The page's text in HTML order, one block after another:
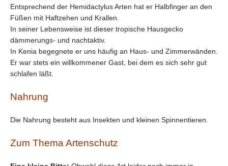
Entsprechend der Hemidactylus Arten hat er Halbfinger an den
Füßen mit Haftzehen und Krallen.
In seiner Lebensweise ist dieser tropische Hausgecko
dämmerungs- und nachtaktiv.
In Kenia begegnete er uns häufig an Haus- und Zimmerwänden.
Er war stets ein willkommener Gast, bei dem es sich sehr gut
schlafen läßt.
Nahrung
Die Nahrung besteht aus Insekten und kleinen Spinnentieren.
Zum Thema Artenschutz